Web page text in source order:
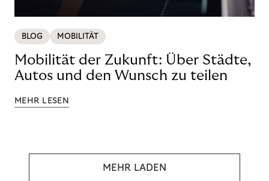
BLOG MOBILITÄT
Mobilität der Zukunft: Über Städte,
Autos und den Wunsch zu teilen
MEHR LESEN
MEHR LADEN